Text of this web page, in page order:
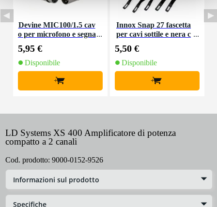
Devine MIC100/1.5 cav
o per microfono e segna
5,95 €
Disponibile
+
Innox Snap 27 fascetta
per cavi sottile e nera c
(10 pezzi)
5,50 €
Disponibile
+
LD Systems XS 400 Amplificatore di potenza
compatto a 2 canali
Cod. prodotto: 9000-0152-9526
Informazioni sul prodotto
Specifiche